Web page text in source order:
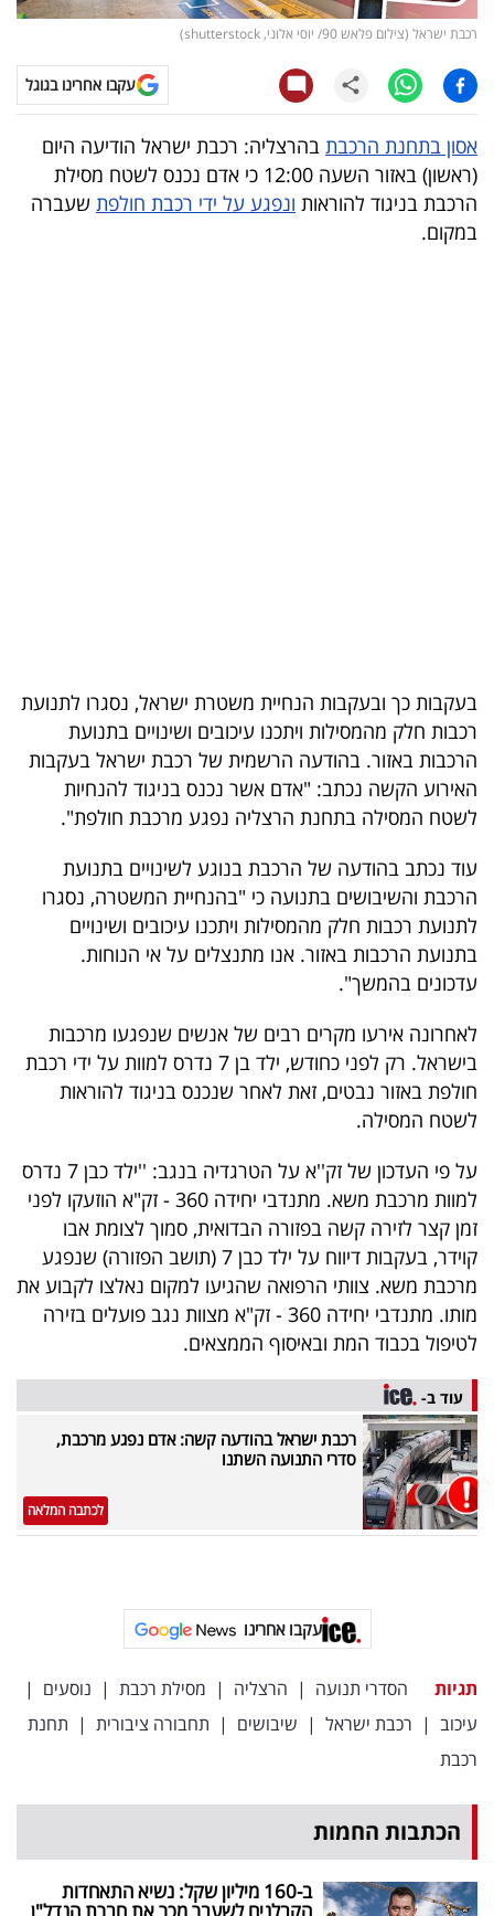
ויראלי
טלוויזיה
עסקי
ספורט
קריירה
5
המילון
הכלכלי
פודקאסט
40
UNDER
40
שיתופי
פעולה
דרושים
ניוזלטרים
מייל
אדום
פרסמו
באייס
עקבו
רכבת ישראל (צילום פלאש 90/ יוסי אלוני, shutterstock)
עקבו אחרינו בגוגל
אסון בתחנת הרכבת בהרצליה: רכבת ישראל הודיעה היום
(ראשון) באזור השעה 12:00 כי אדם נכנס לשטח מסילת
הרכבת בניגוד להוראות ונפגע על ידי רכבת חולפת שעברה
במקום.
בעקבות כך ובעקבות הנחיית משטרת ישראל, נסגרו לתנועת
רכבות חלק מהמסילות ויתכנו עיכובים ושינויים בתנועת
הרכבות באזור. בהודעה הרשמית של רכבת ישראל בעקבות
האירוע הקשה נכתב: "אדם אשר נכנס בניגוד להנחיות
לשטח המסילה בתחנת הרצליה נפגע מרכבת חולפת".
עוד נכתב בהודעה של הרכבת בנוגע לשינויים בתנועת
הרכבת והשיבושים בתנועה כי "בהנחיית המשטרה, נסגרו
לתנועת רכבות חלק מהמסילות ויתכנו עיכובים ושינויים
בתנועת הרכבות באזור. אנו מתנצלים על אי הנוחות.
עדכונים בהמשך".
לאחרונה אירעו מקרים רבים של אנשים שנפגעו מרכבות
בישראל. רק לפני כחודש, ילד בן 7 נדרס למוות על ידי רכבת
חולפת באזור נבטים, זאת לאחר שנכנס בניגוד להוראות
לשטח המסילה.
על פי העדכון של זק''א על הטרגדיה בנגב: ''ילד כבן 7 נדרס
למוות מרכבת משא. מתנדבי יחידה 360 - זק"א הוזעקו לפני
זמן קצר לזירה קשה בפזורה הבדואית, סמוך לצומת אבו
קוידר, בעקבות דיווח על ילד כבן 7 (תושב הפזורה) שנפגע
מרכבת משא. צוותי הרפואה שהגיעו למקום נאלצו לקבוע את
מותו. מתנדבי יחידה 360 - זק"א מצוות נגב פועלים בזירה
לטיפול בכבוד המת ובאיסוף הממצאים.
עוד ב-
רכבת ישראל בהודעה קשה: אדם נפגע מרכבת,
סדרי התנועה השתנו
לכתבה המלאה
עקבו אחרינו
תגיות הסדרי תנועה | הרצליה | מסילת רכבת | נוסעים |
עיכוב | רכבת ישראל | שיבושים | תחבורה ציבורית | תחנת
רכבת
הכתבות החמות
ב-160 מיליון שקל: נשיא התאחדות
הקבלנים לשעבר מכר את חברת הנדל"ן